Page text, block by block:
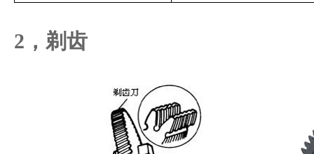
2，剃齿